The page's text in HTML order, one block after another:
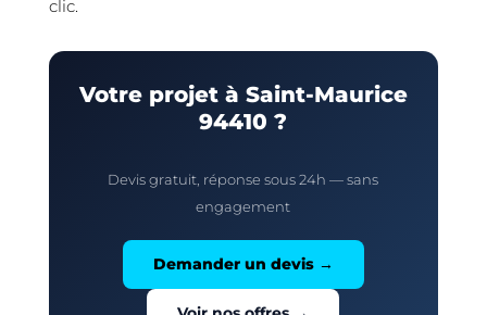
clic.
Votre projet à Saint-Maurice
94410 ?
Devis gratuit, réponse sous 24h — sans
engagement
Demander un devis →